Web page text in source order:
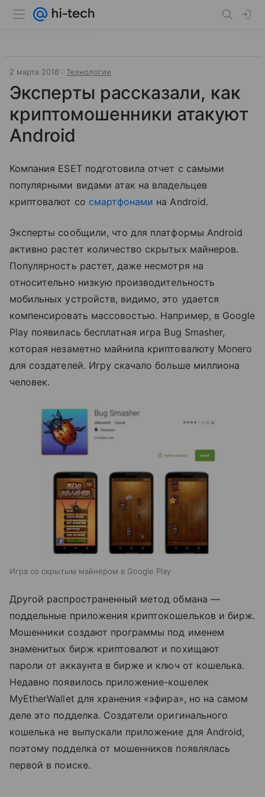
2 марта 2018 Технологии
Эксперты рассказали, как
криптомошенники атакуют
Android
Компания ESET подготовила отчет с самыми
популярными видами атак на владельцев
криптовалют со смартфонами на Android.
Эксперты сообщили, что для платформы Android
активно растет количество скрытых майнеров.
Популярность растет, даже несмотря на
относительно низкую производительность
мобильных устройств, видимо, это удается
компенсировать массовостью. Например, в Google
Play появилась бесплатная игра Bug Smasher,
которая незаметно майнила криптовалюту Monero
для создателей. Игру скачало больше миллиона
человек.
Игра со скрытым майнером в Google Play
Другой распространенный метод обмана —
поддельные приложения криптокошельков и бирж.
Мошенники создают программы под именем
знаменитых бирж криптовалют и похищают
пароли от аккаунта в бирже и ключ от кошелька.
Недавно появилось приложение-кошелек
MyEtherWallet для хранения «эфира», но на самом
деле это подделка. Создатели оригинального
кошелька не выпускали приложение для Android,
поэтому подделка от мошенников появлялась
первой в поиске.